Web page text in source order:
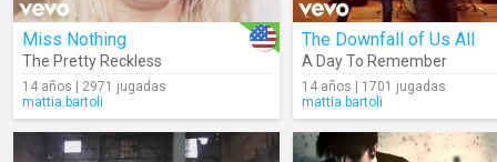
Miss Nothing
The Pretty Reckless
14 años | 2971 jugadas
mattia.bartoli
The Downfall of Us All
A Day To Remember
14 años | 1701 jugadas
mattia.bartoli